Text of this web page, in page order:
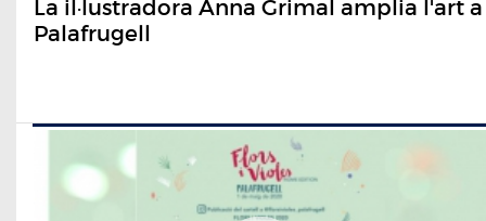
La il·lustradora Anna Grimal amplia l'art a
Palafrugell